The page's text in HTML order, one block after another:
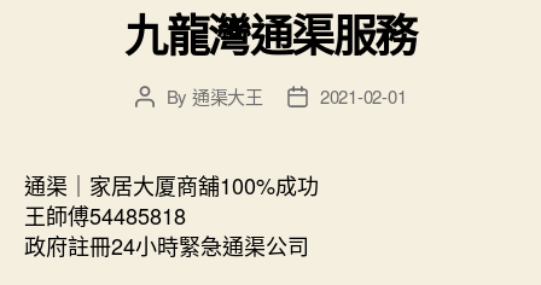
九龍灣通渠服務
PostBy 通渠大王
Post2021-02-01
通渠｜家居大厦商舖100%成功
王師傅54485818
政府註冊24小時緊急通渠公司